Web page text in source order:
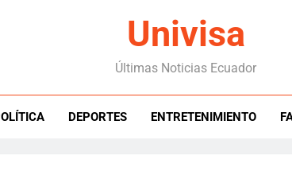
Univisa
Últimas Noticias Ecuador
DEPORTES ENTRETENIMIENTO